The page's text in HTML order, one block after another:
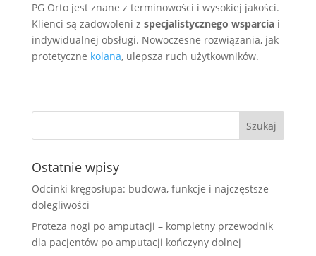
PG Orto jest znane z terminowości i wysokiej jakości.
Klienci są zadowoleni z specjalistycznego wsparciai
indywidualnej obsługi. Nowoczesne rozwiązania, jak
protetyczne kolana, ulepsza ruch użytkowników.
Ostatnie wpisy
Odcinki kręgosłupa: budowa, funkcje i najczęstsze
dolegliwości
Proteza nogi po amputacji – kompletny przewodnik
dla pacjentów po amputacji kończyny dolnej